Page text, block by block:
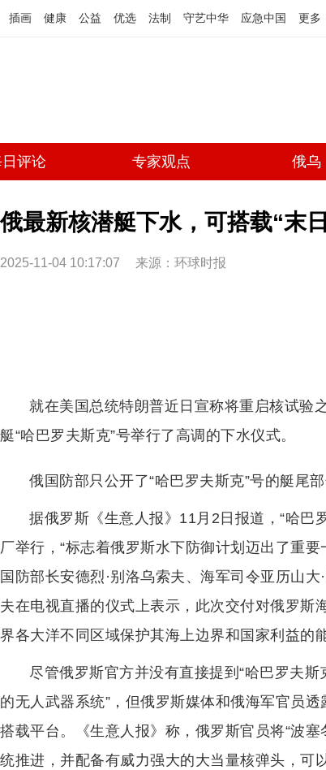
插画 健康 公益 优选 法制 守艺中华 应急中国 更多
评论 专家观点 俄乌
俄最新核潜艇下水，可搭载“末
2025-11-04 10:17:07 来源：环球时报
就在美国总统特朗普近日宣称将重启核试验
艇“哈巴罗夫斯克”号举行了高调的下水仪式。
俄国防部只公开了“哈巴罗夫斯克”号的艇尾部
据俄罗斯《生意人报》11月2日报道，“哈巴
厂举行，“标志着俄罗斯水下防御计划迈出了重
国防部长安德烈·别洛乌索夫、海军司令亚历山
夫在电视直播的仪式上表示，此次交付对俄罗斯
界各大洋不同区域保护其海上边界和国家利益的能
尽管俄罗斯官方并没有直接提到“哈巴罗夫
的无人武器系统”，但俄罗斯媒体和俄海军官员
搭载平台。《生意人报》称，俄罗斯官员将“波
统推进，并配备有威力强大的大当量核弹头，可